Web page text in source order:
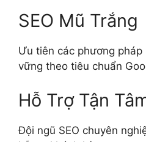
SEO Mũ Trắng
Ưu tiên các phương pháp
vững theo tiêu chuẩn
Hỗ Trợ Tận
Đội ngũ SEO chuyên